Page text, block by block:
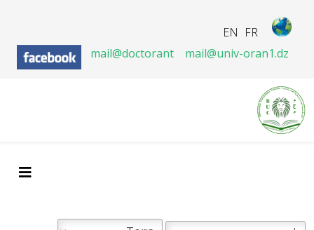
FR
EN
mail@doctorant
mail@univ-oran1.dz